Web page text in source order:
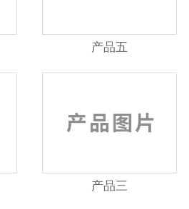
产品五
产品三